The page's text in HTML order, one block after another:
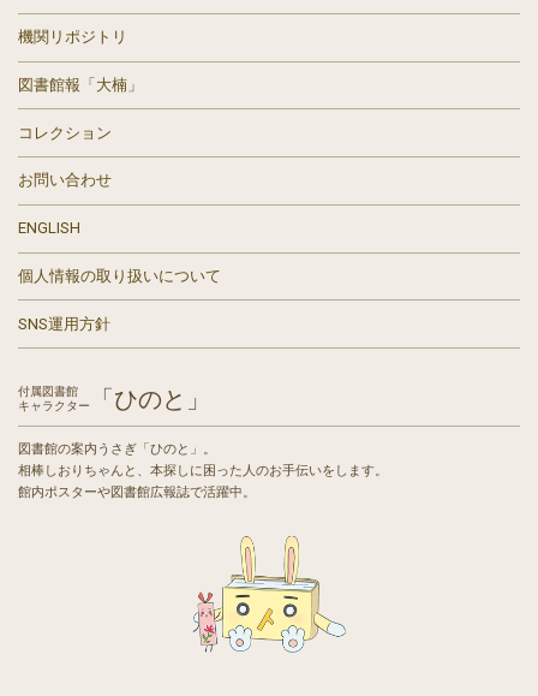
機関リポジトリ
図書館報「大楠」
コレクション
お問い合わせ
ENGLISH
個人情報の取り扱いについて
SNS運用方針
付属図書館
キャラクター
「ひのと」
図書館の案内うさぎ「ひのと」。
相棒しおりちゃんと、本探しに困った人のお手伝いをします。
館内ポスターや図書館広報誌で活躍中。